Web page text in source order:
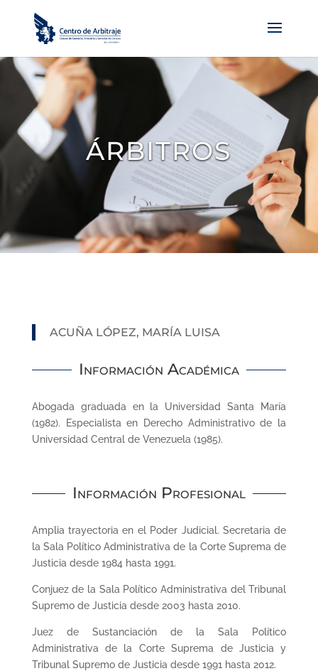
ÁRBITROS
ACUÑA LÓPEZ, MARÍA LUISA
Información Académica
Abogada graduada en la Universidad Santa María
(1982). Especialista en Derecho Administrativo de la
Universidad Central de Venezuela (1985).
Información Profesional
Amplia trayectoria en el Poder Judicial. Secretaria de
la Sala Político Administrativa de la Corte Suprema de
Justicia desde 1984 hasta 1991.
Conjuez de la Sala Político Administrativa del Tribunal
Supremo de Justicia desde 2003 hasta 2010.
Juez de Sustanciación de la Sala Político
Administrativa de la Corte Suprema de Justicia y
Tribunal Supremo de Justicia desde 1991 hasta 2012.